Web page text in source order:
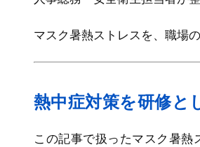
マスク暑熱ストレスを、職場
熱中症対策を研修と
この記事で扱ったマスク暑